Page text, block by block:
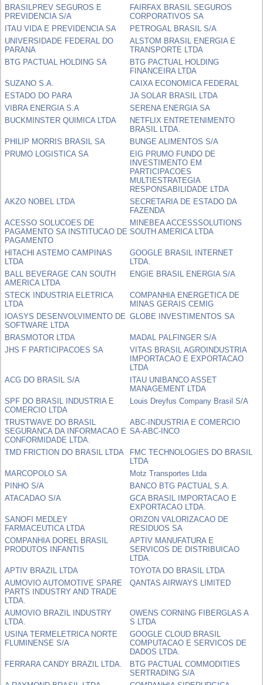
BRASILPREV SEGUROS E
PREVIDENCIA S/A
FAIRFAX BRASIL SEGUROS
CORPORATIVOS SA
ITAU VIDA E PREVIDENCIA SA
PETROGAL BRASIL S/A
UNIVERSIDADE FEDERAL DO
PARANA
ALSTOM BRASIL ENERGIA E
TRANSPORTE LTDA
BTG PACTUAL HOLDING SA
BTG PACTUAL HOLDING
FINANCEIRA LTDA
SUZANO S.A.
CAIXA ECONOMICA FEDERAL
ESTADO DO PARA
JA SOLAR BRASIL LTDA
VIBRA ENERGIA S.A
SERENA ENERGIA SA
BUCKMINSTER QUIMICA LTDA
NETFLIX ENTRETENIMENTO
BRASIL LTDA.
PHILIP MORRIS BRASIL SA
BUNGE ALIMENTOS S/A
PRUMO LOGISTICA SA
EIG PRUMO FUNDO DE
INVESTIMENTO EM
PARTICIPACOES
MULTIESTRATEGIA
RESPONSABILIDADE LTDA
AKZO NOBEL LTDA
SECRETARIA DE ESTADO DA
FAZENDA
ACESSO SOLUCOES DE
PAGAMENTO SA INSTITUCAO DE
PAGAMENTO
MINEBEA ACCESSSOLUTIONS
SOUTH AMERICA LTDA
HITACHI ASTEMO CAMPINAS
LTDA
GOOGLE BRASIL INTERNET
LTDA.
BALL BEVERAGE CAN SOUTH
AMERICA LTDA
ENGIE BRASIL ENERGIA S/A
STECK INDUSTRIA ELETRICA
LTDA
COMPANHIA ENERGETICA DE
MINAS GERAIS CEMIG
IOASYS DESENVOLVIMENTO DE
SOFTWARE LTDA
GLOBE INVESTIMENTOS SA
BRASMOTOR LTDA
MADAL PALFINGER S/A
JHS F PARTICIPACOES SA
VITAS BRASIL AGROINDUSTRIA
IMPORTACAO E EXPORTACAO
LTDA
ACG DO BRASIL S/A
ITAU UNIBANCO ASSET
MANAGEMENT LTDA
SPF DO BRASIL INDUSTRIA E
COMERCIO LTDA
Louis Dreyfus Company Brasil S/A
TRUSTWAVE DO BRASIL
SEGURANCA DA INFORMACAO E
CONFORMIDADE LTDA.
ABC-INDUSTRIA E COMERCIO
SA-ABC-INCO
TMD FRICTION DO BRASIL LTDA
FMC TECHNOLOGIES DO BRASIL
LTDA
MARCOPOLO SA
Motz Transportes Ltda
PINHO S/A
BANCO BTG PACTUAL S.A.
ATACADAO S/A
GCA BRASIL IMPORTACAO E
EXPORTACAO LTDA.
SANOFI MEDLEY
FARMACEUTICA LTDA
ORIZON VALORIZACAO DE
RESIDUOS SA
COMPANHIA DOREL BRASIL
PRODUTOS INFANTIS
APTIV MANUFATURA E
SERVICOS DE DISTRIBUICAO
LTDA.
APTIV BRAZIL LTDA
TOYOTA DO BRASIL LTDA
AUMOVIO AUTOMOTIVE SPARE
PARTS INDUSTRY AND TRADE
LTDA.
QANTAS AIRWAYS LIMITED
AUMOVIO BRAZIL INDUSTRY
LTDA.
OWENS CORNING FIBERGLAS A
S LTDA
USINA TERMELETRICA NORTE
FLUMINENSE S/A
GOOGLE CLOUD BRASIL
COMPUTACAO E SERVICOS DE
DADOS LTDA.
FERRARA CANDY BRAZIL LTDA.
BTG PACTUAL COMMODITIES
SERTRADING S/A